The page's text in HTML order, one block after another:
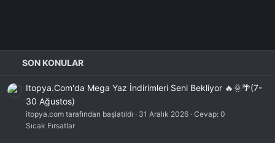
SON KONULAR
Itopya.Com'da Mega Yaz İndirimleri Seni Bekliyor 🔥🌞🌴(7-
30 Ağustos)
itopya.com tarafından başlatıldı 31 Aralık 2026 Cevap: 0
Sıcak Fırsatlar